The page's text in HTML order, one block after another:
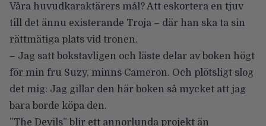
Våra huvudkaraktärers mål? Att eskortera en tjuv
till det ännu existerande Troja – där han ska ta sin
rättmätiga plats vid tronen.
– Jag satt bokstavligen och läste delar av boken högt
för min fru Suzy, minns Cameron. Och plötsligt slog
det mig: Jag gillar den här boken så mycket att jag
bara borde köpa den.
”The Devils” blir ett annorlunda projekt än